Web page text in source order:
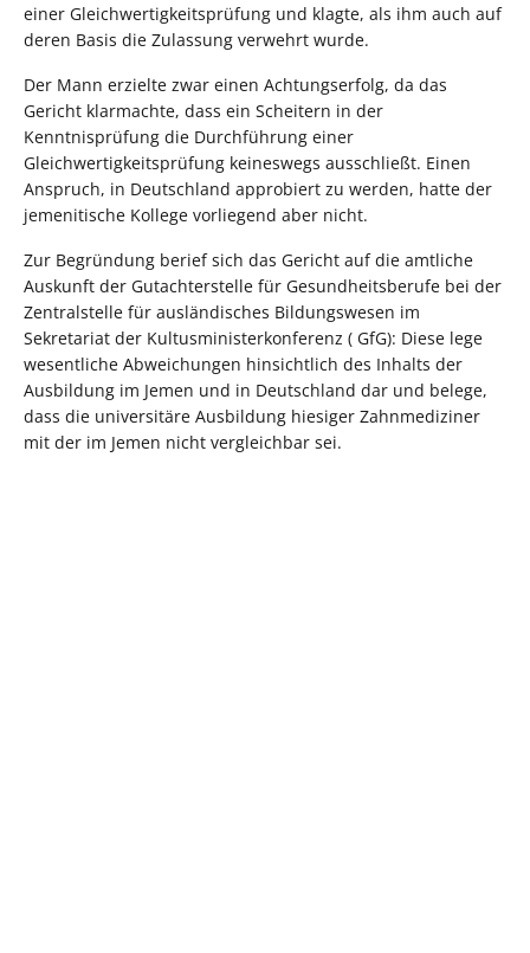
einer Gleichwertigkeitsprüfung und klagte, als ihm auch auf
deren Basis die Zulassung verwehrt wurde.
Der Mann erzielte zwar einen Achtungserfolg, da das
Gericht klarmachte, dass ein Scheitern in der
Kenntnisprüfung die Durchführung einer
Gleichwertigkeitsprüfung keineswegs ausschließt. Einen
Anspruch, in Deutschland approbiert zu werden, hatte der
jemenitische Kollege vorliegend aber nicht.
Zur Begründung berief sich das Gericht auf die amtliche
Auskunft der Gutachterstelle für Gesundheitsberufe bei der
Zentralstelle für ausländisches Bildungswesen im
Sekretariat der Kultusministerkonferenz ( GfG): Diese lege
wesentliche Abweichungen hinsichtlich des Inhalts der
Ausbildung im Jemen und in Deutschland dar und belege,
dass die universitäre Ausbildung hiesiger Zahnmediziner
mit der im Jemen nicht vergleichbar sei.